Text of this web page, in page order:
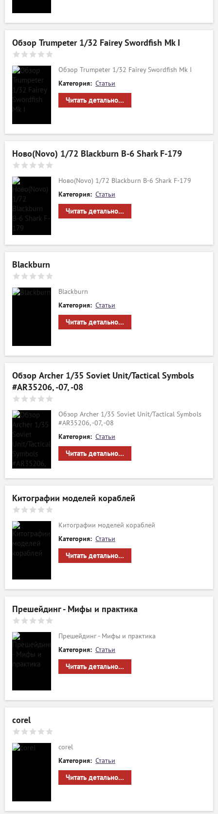
Обзор Trumpeter 1/32 Fairey Swordfish Mk I
Обзор Trumpeter 1/32 Fairey Swordfish Mk I
Категория: Статьи
Читать детально...
Ново(Novo) 1/72 Blackburn B-6 Shark F-179
Ново(Novo) 1/72 Blackburn B-6 Shark F-179
Категория: Статьи
Читать детально...
Blackburn
Blackburn
Категория: Статьи
Читать детально...
Обзор Archer 1/35 Soviet Unit/Tactical Symbols
#AR35206, -07, -08
Обзор Archer 1/35 Soviet Unit/Tactical Symbols
#AR35206, -07, -08
Категория: Статьи
Читать детально...
Китографии моделей кораблей
Китографии моделей кораблей
Категория: Статьи
Читать детально...
Прешейдинг - Мифы и практика
Прешейдинг - Мифы и практика
Категория: Статьи
Читать детально...
corel
corel
Категория: Статьи
Читать детально...